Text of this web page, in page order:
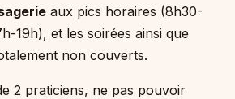
aux pics horaires (8h30-
19h), et les soirées ainsi que
non couverts.
2 praticiens, ne pas pouvoir